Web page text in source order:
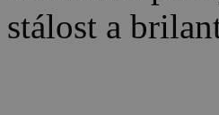
stálost a